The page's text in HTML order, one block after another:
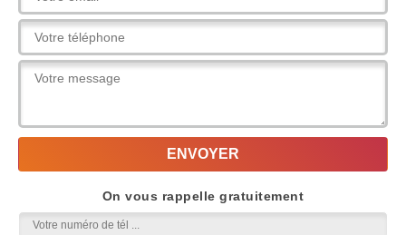
On vous rappelle gratuitement